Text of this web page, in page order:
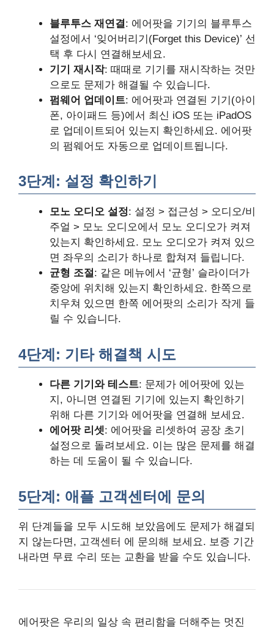
블루투스 재연결: 에어팟을 기기의 블루투스
설정에서 ‘잊어버리기(Forget this Device)’ 선
택 후 다시 연결해보세요.
기기 재시작: 때때로 기기를 재시작하는 것만
으로도 문제가 해결될 수 있습니다.
펌웨어 업데이트: 에어팟과 연결된 기기(아이
폰, 아이패드 등)에서 최신 iOS 또는 iPadOS
로 업데이트되어 있는지 확인하세요. 에어팟
의 펌웨어도 자동으로 업데이트됩니다.
3단계: 설정 확인하기
모노 오디오 설정: 설정 > 접근성 > 오디오/비
주얼 > 모노 오디오에서 모노 오디오가 켜져
있는지 확인하세요. 모노 오디오가 켜져 있으
면 좌우의 소리가 하나로 합쳐져 들립니다.
균형 조절: 같은 메뉴에서 ‘균형’ 슬라이더가
중앙에 위치해 있는지 확인하세요. 한쪽으로
치우쳐 있으면 한쪽 에어팟의 소리가 작게 들
릴 수 있습니다.
4단계: 기타 해결책 시도
다른 기기와 테스트: 문제가 에어팟에 있는
지, 아니면 연결된 기기에 있는지 확인하기
위해 다른 기기와 에어팟을 연결해 보세요.
에어팟 리셋: 에어팟을 리셋하여 공장 초기
설정으로 돌려보세요. 이는 많은 문제를 해결
하는 데 도움이 될 수 있습니다.
5단계: 애플 고객센터에 문의
위 단계들을 모두 시도해 보았음에도 문제가 해결되
지 않는다면, 고객센터 에 문의해 보세요. 보증 기간
내라면 무료 수리 또는 교환을 받을 수도 있습니다.
에어팟은 우리의 일상 속 편리함을 더해주는 멋진